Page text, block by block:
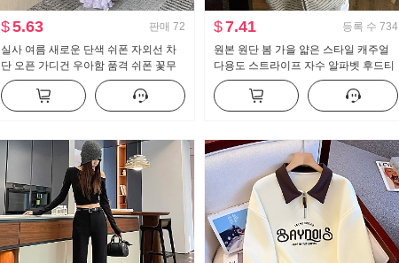
$5.63 판매 72
실사 여름 새로운 단색 쉬폰 자외선 차
단 오픈 가디건 우아함 품격 쉬폰 꽃무
늬 여성 드레스 투피스 세트
$7.41 등록 수 734
원본 원단 봄 가을 얇은 스타일 캐주얼
다용도 스트라이프 자수 알파벳 후드티
재킷